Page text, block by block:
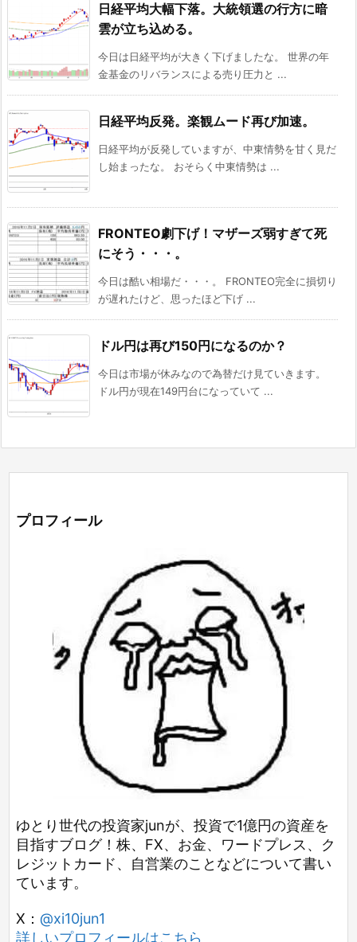
日経平均大幅下落。大統領選の行方に暗
雲が立ち込める。
今日は日経平均が大きく下げましたな。 世界の年
金基金のリバランスによる売り圧力と ...
日経平均反発。楽観ムード再び加速。
日経平均が反発していますが、中東情勢を甘く見だ
し始まったな。 おそらく中東情勢は ...
FRONTEO劇下げ！マザーズ弱すぎて死
にそう・・・。
今日は酷い相場だ・・・。 FRONTEO完全に損切り
が遅れたけど、思ったほど下げ ...
ドル円は再び150円になるのか？
今日は市場が休みなので為替だけ見ていきます。
ドル円が現在149円台になっていて ...
プロフィール
ゆとり世代の投資家junが、投資で1億円の資産を
目指すブログ！株、FX、お金、ワードプレス、ク
レジットカード、自営業のことなどについて書い
ています。
X： @xi10jun1
詳しいプロフィールはこちら